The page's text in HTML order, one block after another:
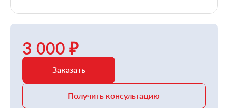
3 000 ₽
Заказать
Получить консультацию